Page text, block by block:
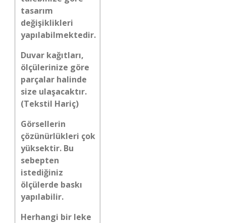
tasarım
değişiklikleri
yapılabilmektedir.
Duvar kağıtları,
ölçülerinize göre
parçalar halinde
size ulaşacaktır.
(Tekstil Hariç)
Görsellerin
çözünürlükleri çok
yüksektir. Bu
sebepten
istediğiniz
ölçülerde baskı
yapılabilir.
Herhangi bir leke